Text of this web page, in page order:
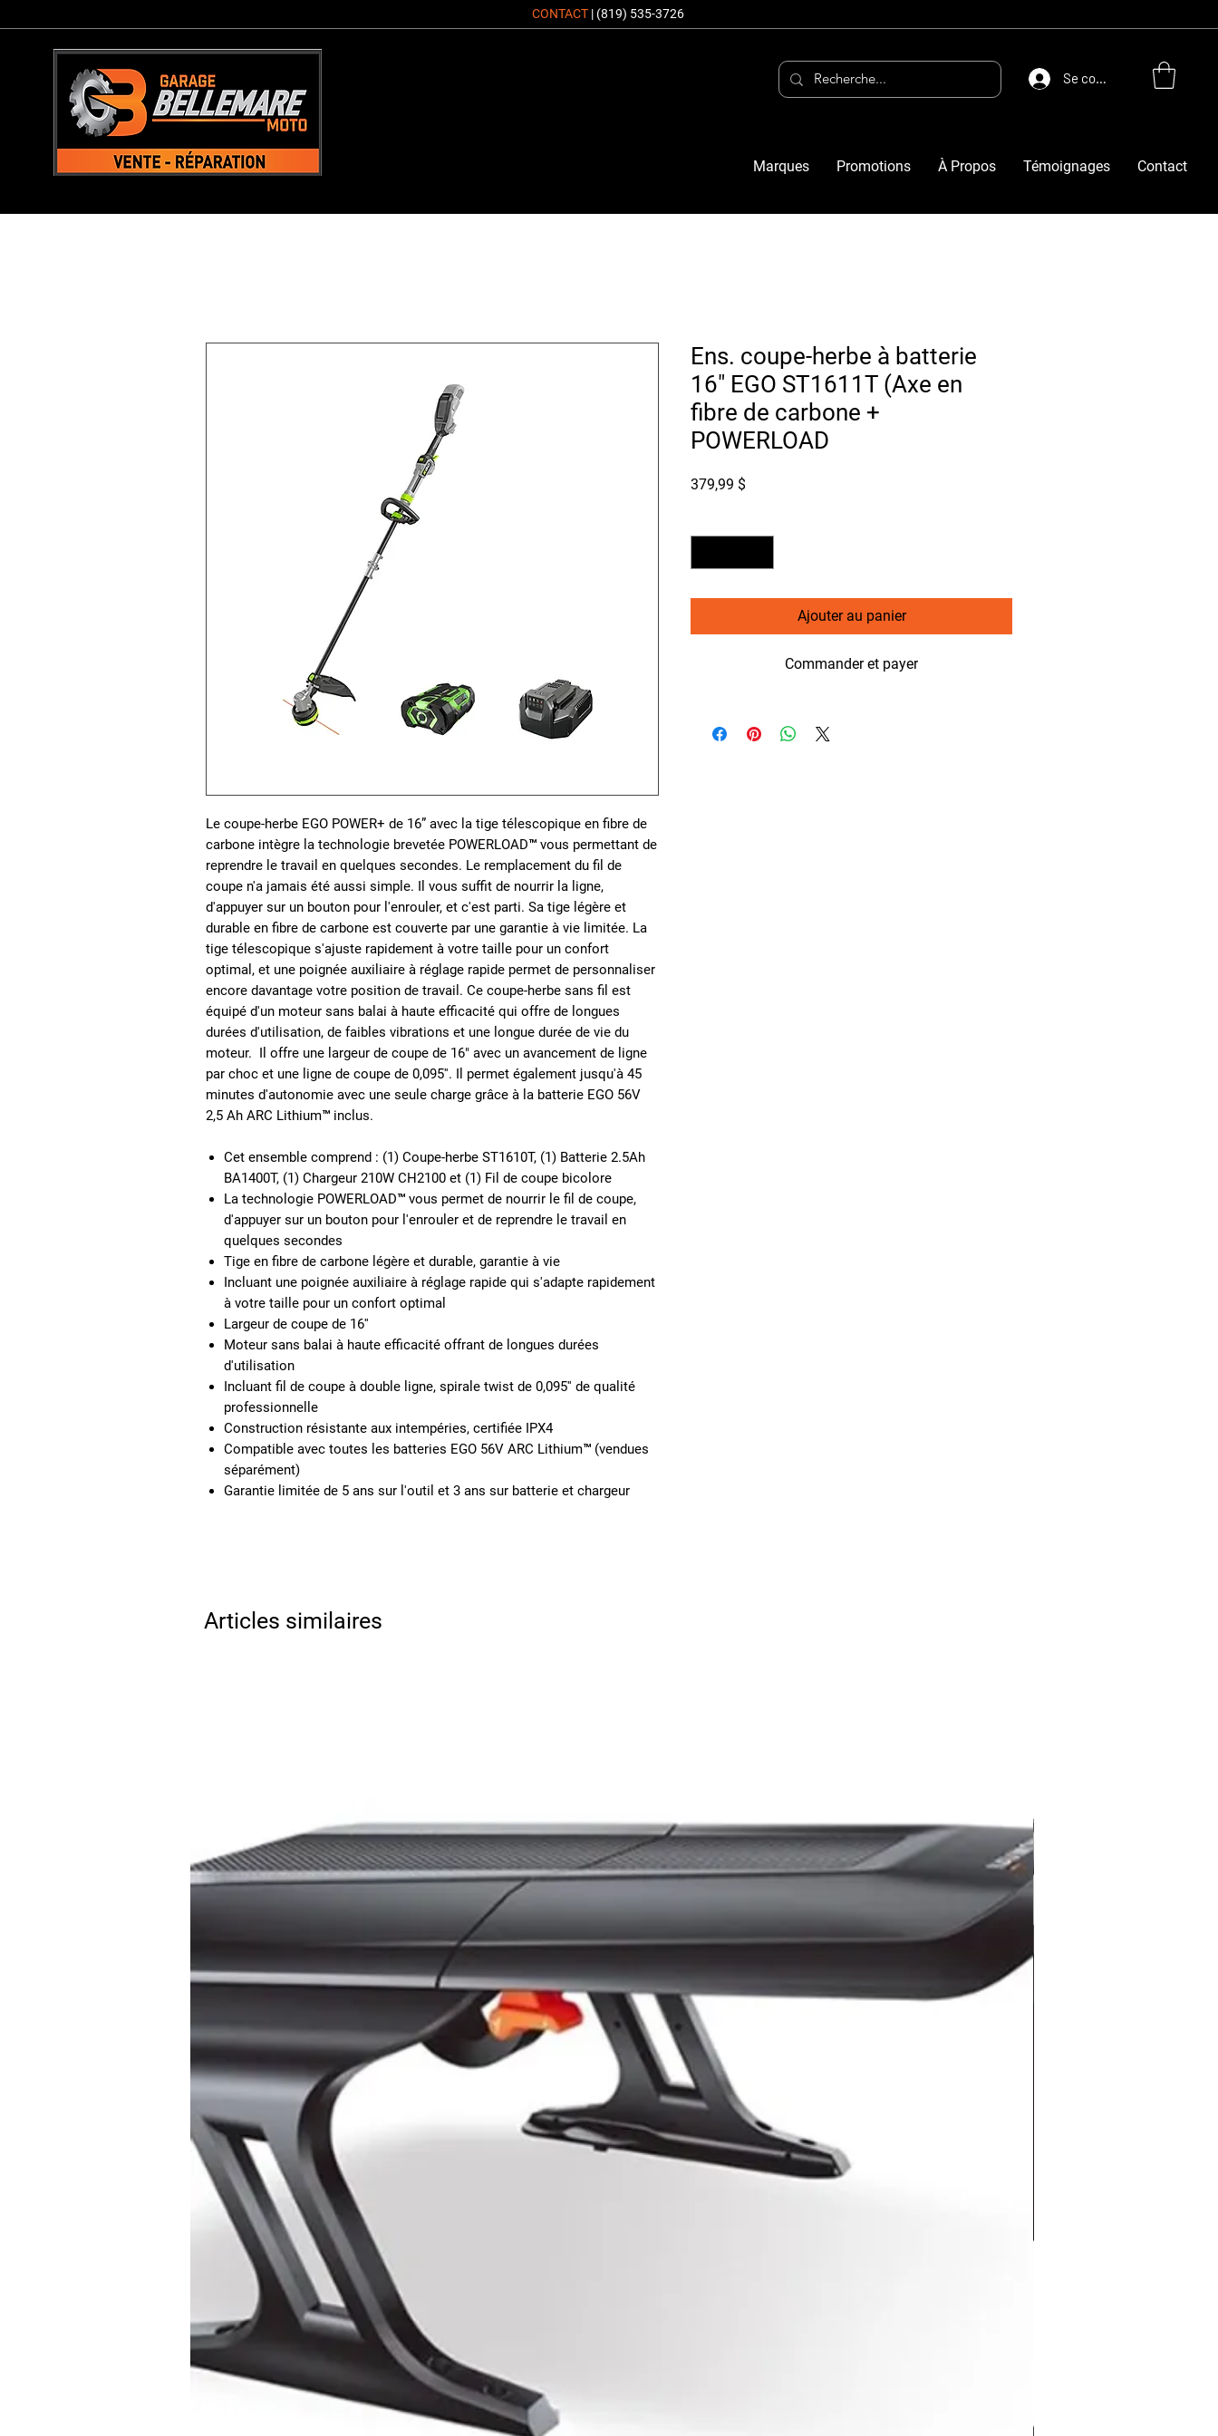
CONTACT | (819) 535-3726
Se connecter
Marques Promotions À Propos Témoignages Contact
Le coupe-herbe EGO POWER+ de 16” avec la tige télescopique en fibre de
carbone intègre la technologie brevetée POWERLOAD™ vous permettant de
reprendre le travail en quelques secondes. Le remplacement du fil de
coupe n'a jamais été aussi simple. Il vous suffit de nourrir la ligne,
d'appuyer sur un bouton pour l'enrouler, et c'est parti. Sa tige légère et
durable en fibre de carbone est couverte par une garantie à vie limitée. La
tige télescopique s'ajuste rapidement à votre taille pour un confort
optimal, et une poignée auxiliaire à réglage rapide permet de personnaliser
encore davantage votre position de travail. Ce coupe-herbe sans fil est
équipé d'un moteur sans balai à haute efficacité qui offre de longues
durées d'utilisation, de faibles vibrations et une longue durée de vie du
moteur. Il offre une largeur de coupe de 16" avec un avancement de ligne
par choc et une ligne de coupe de 0,095''. Il permet également jusqu'à 45
minutes d'autonomie avec une seule charge grâce à la batterie EGO 56V
2,5 Ah ARC Lithium™ inclus.
Cet ensemble comprend : (1) Coupe-herbe ST1610T, (1) Batterie 2.5Ah
BA1400T, (1) Chargeur 210W CH2100 et (1) Fil de coupe bicolore
La technologie POWERLOAD™ vous permet de nourrir le fil de coupe,
d'appuyer sur un bouton pour l'enrouler et de reprendre le travail en
quelques secondes
Tige en fibre de carbone légère et durable, garantie à vie
Incluant une poignée auxiliaire à réglage rapide qui s'adapte rapidement
à votre taille pour un confort optimal
Largeur de coupe de 16''
Moteur sans balai à haute efficacité offrant de longues durées
d'utilisation
Incluant fil de coupe à double ligne, spirale twist de 0,095'' de qualité
professionnelle
Construction résistante aux intempéries, certifiée IPX4
Compatible avec toutes les batteries EGO 56V ARC Lithium™ (vendues
séparément)
Garantie limitée de 5 ans sur l'outil et 3 ans sur batterie et chargeur
Ens. coupe-herbe à batterie
16" EGO ST1611T (Axe en
fibre de carbone +
POWERLOAD
379,99 $Prix
Ajouter au panier
Commander et payer
Articles similaires